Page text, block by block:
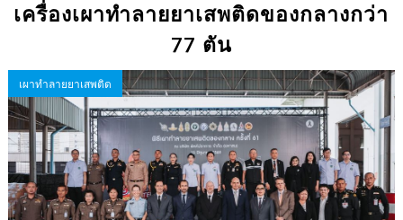
เครื่องเผาทำลายยาเสพติดของกลางกว่า
77 ตัน
เผาทำลายยาเสพติด